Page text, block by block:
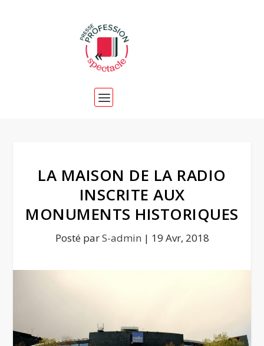
LA MAISON DE LA RADIO
INSCRITE AUX
MONUMENTS HISTORIQUES
Posté parS-admin | 19 Avr, 2018